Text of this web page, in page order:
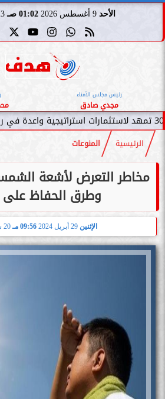
الأحد 9 أغسطس 2026 01:02 صـ 23
رئيس مجلس الأمناء
مجدي صادق
الرئيسية المنوعات
مخاطر التعرض لأشعة
وطرق الحفاظ على
الإثنين 29 أبريل 2024 09:56 مـ 20 شوال 1445